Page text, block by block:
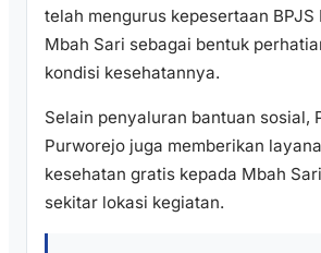
telah mengurus kepesertaan BPJS
Mbah Sari sebagai bentuk
kondisi kesehatannya.
Selain penyaluran bantuan sosial,
Purworejo juga memberikan
kesehatan gratis kepada Mbah
sekitar lokasi kegiatan.